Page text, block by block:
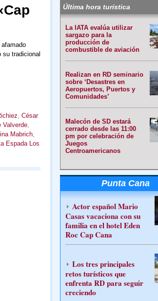
su tradicional
, César
Valverde,
Mabrich,
Espada Los
Última hora turística
La IATA evalúa utilizar
sargazo para la
producción de
combustible de aviación
Realizan en RD seminario
sobre ‘Desastres en
Aeropuertos, Puertos y
Comunidades’
Malecón de SD estará
cerrado desde las 11:00
pm por celebración de
Juegos
Centroamericanos
Punta Cana
Actor español Mario
Casas vacaciona con su
familia en el hotel Eden
Roc Cap Cana
Los tres principales
retos turísticos que
enfrenta RD para seguir
creciendo